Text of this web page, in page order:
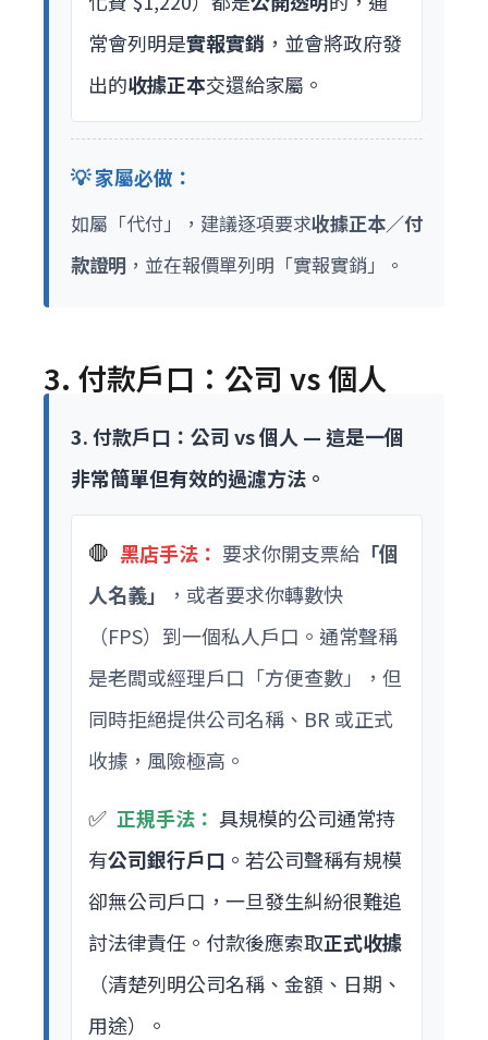
常會列明是實報實銷 ，並會將政府發
出的收據正本交還給家屬。
💡 家屬必做：
如屬「代付」，建議逐項要求收據正本／付
款證明 ，並在報價單列明「實報實銷」。
3. 付款戶口：公司 vs 個人
3. 付款戶口：公司 vs 個人 — 這是一個
非常簡單但有效的過濾方法。
🛑 黑店手法： 要求你開支票給 「個
人名義」
，或者要求你轉數快
（FPS）到一個私人戶口。通常聲稱
是老闆或經理戶口「方便查數」，但
同時拒絕提供公司名稱、BR 或正式
收據，風險極高。
✅ 正規手法： 具規模的公司通常持
有公司銀行戶口 。若公司聲稱有規模
卻無公司戶口，一旦發生糾紛很難追
討法律責任。付款後應索取正式收據
（清楚列明公司名稱、金額、日期、
用途）。